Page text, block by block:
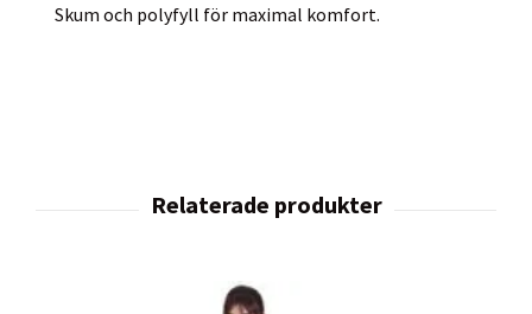
Skum och polyfyll för maximal komfort.